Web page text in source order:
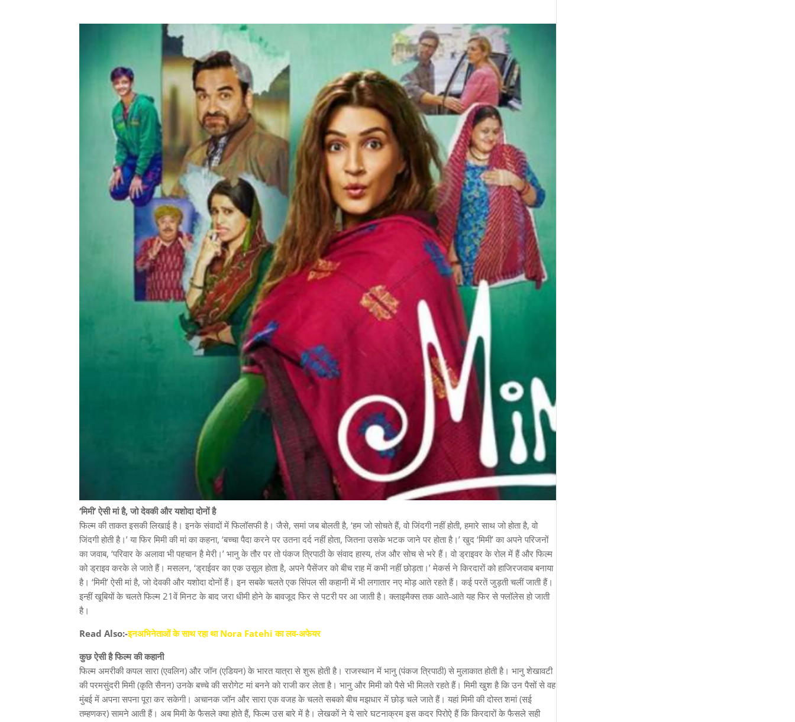
‘मिमी’ ऐसी मां है, जो देवकी और यशोदा दोनों है
फिल्‍म की ताकत इसकी लिखाई है। इनके संवादों में फिलॉसफी है। जैसे, समां जब बोलती है, ‘हम जो सोचते हैं, वो जिंदगी नहीं होती, हमारे साथ जो होता है, वो
जिंदगी होती है।’ या फिर मिमी की मां का कहना, ‘बच्‍चा पैदा करने पर उतना दर्द नहीं होता, जितना उसके भटक जाने पर होता है।’ खुद ‘मिमी’ का अपने परिजनों
का जवाब, ‘परिवार के अलावा भी पहचान है मेरी।’ भानु के तौर पर तो पंकज त्रिपाठी के संवाद हास्‍य, तंज और सोच से भरे हैं। वो ड्राइवर के रोल में हैं और फिल्‍म
को ड्राइव करके ले जाते हैं। मसलन, ‘ड्राईवर का एक उसूल होता है, अपने पैसेंजर को बीच राह में कभी नहीं छोड़ता।’ मेकर्स ने किरदारों को हाजिरजवाब बनाया
है। ‘मिमी’ ऐसी मां है, जो देवकी और यशोदा दोनों हैं। इन सबके चलते एक सिंपल सी कहानी में भी लगातार नए मोड़ आते रहते हैं। कई परतें जुड़ती चलीं जाती हैं।
इन्‍हीं खूबियों के चलते फिल्‍म 21वें मिनट के बाद जरा धीमी होने के बावजूद फिर से पटरी पर आ जाती है। क्‍लाइमैक्‍स तक आते-आते यह फिर से फ्लॉलेस हो जाती
है।
Read Also:-इनअभिनेताओं के साथ रहा था Nora Fatehi का लव-अफेयर
कुछ ऐसी है फिल्म की कहानी
फिल्‍म अमरीकी कपल सारा (एवलिन) और जॉन (एडियन) के भारत यात्रा से शुरू होती है। राजस्‍थान में भानु (पंकज त्रिपाठी) से मुलाकात होती है। भानु शेखावटी
की परमसुंदरी मिमी (कृति सैनन) उनके बच्‍चे की सरोगेट मां बनने को राजी कर लेता है। भानु और मिमी को पैसे भी मिलते रहते हैं। मिमी खुश है कि उन पैसों से वह
मुंबई में अपना सपना पूरा कर सकेगी। अचानक जॉन और सारा एक वजह के चलते सबको बीच मझधार में छोड़ चले जाते हैं। यहां मिमी की दोस्‍त शमां (सई
तम्‍हणकर) सामने आती हैं। अब मिमी के फैसले क्‍या होते हैं, फिल्‍म उस बारे में है। लेखकों ने ये सारे घटनाक्रम इस कदर पिरोऐ हैं कि किरदारों के फैसले सही